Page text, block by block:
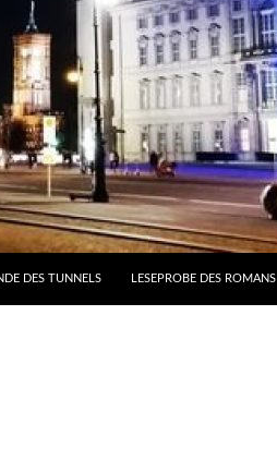
DES TUNNELS LESEPROBE DES ROMANS